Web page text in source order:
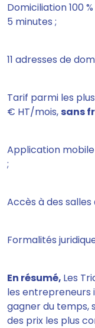
Domiciliation 100
5 minutes ;
11 adresses de
Tarif parmi les
€ HT/mois, sans
Application
;
Accès à des salles
Formalités
En résumé, Les
les entrepreneurs
gagner du temps,
des prix les plus